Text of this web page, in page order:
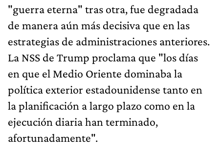
"guerra eterna" tras otra, fue degradada
de manera aún más decisiva que en las
estrategias de administraciones anteriores.
La NSS de Trump proclama que "los días
en que el Medio Oriente dominaba la
política exterior estadounidense tanto en
la planificación a largo plazo como en la
ejecución diaria han terminado,
afortunadamente".